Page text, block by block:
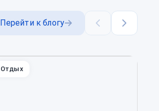
Перейти к блогу
Назад Далее
Отдых